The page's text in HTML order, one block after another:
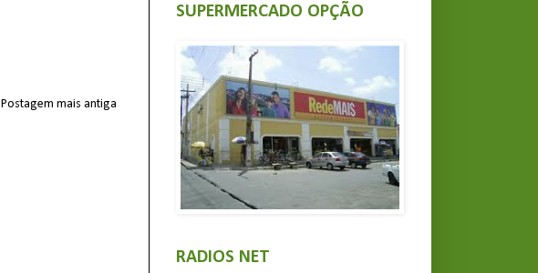
Postagem mais antiga
SUPERMERCADO OPÇÃO
RADIOS NET